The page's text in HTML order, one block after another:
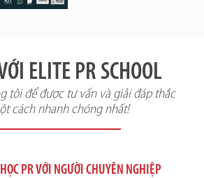
ELITE PR SCHOOL
tôi để được tư vấn và giải đáp thắc
cách nhanh chóng nhất!
PR VỚI NGƯỜI CHUYÊN NGHIỆP